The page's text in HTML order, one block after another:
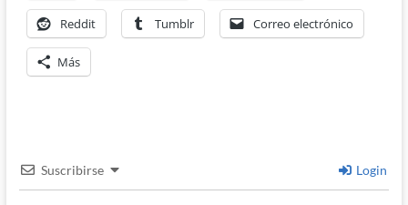
Reddit Tumblr Correo electrónico
Más
Suscribirse Login